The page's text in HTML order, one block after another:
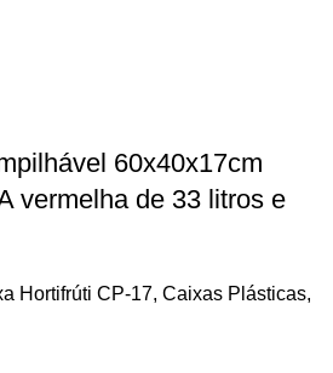
60x40x17cm
vermelha de 33 litros e
Hortifrúti CP-17, Caixas Plásticas,